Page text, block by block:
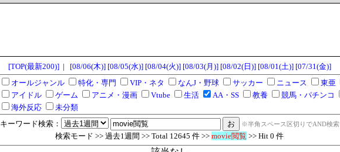
[TOP(最新200)]| [08/06(木)] [08/05(水)] [08/04(火)] [08/03(月)] [08/02(日)] [08/01(土)] [07/31(金)]
オールジャンル
特化・専門 VIP・ネタ なんJ・野球 サッカー ニュース 東亜
アイドル
ゲーム アニメ・漫画 Vtube 生活 AA・SS 教養 競馬・パチンコ
海外反応
未分類
キーワード検索：
※半角スペース区切りでAND検索
検索モード >> 過去1週間 >> Total 12645 件 >> movie閲覧 >> Hit 0 件